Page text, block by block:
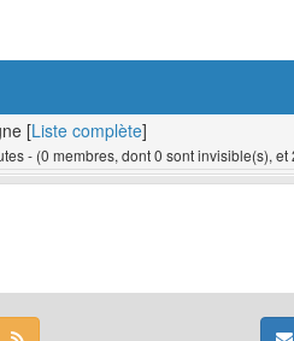
[Liste complète]
- (0 membres, dont 0 sont invisible(s), et